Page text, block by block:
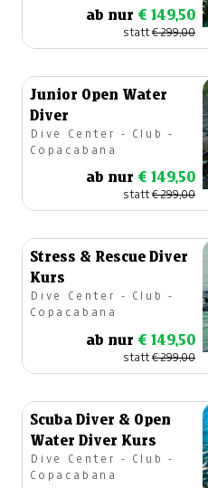
ab nur € 149,50
statt€ 299,00
Junior Open Water
Diver
Dive Center - Club -
Copacabana
ab nur € 149,50
statt€ 299,00
Stress & Rescue Diver
Kurs
Dive Center - Club -
Copacabana
ab nur € 149,50
statt€ 299,00
Scuba Diver & Open
Water Diver Kurs
Dive Center - Club -
Copacabana